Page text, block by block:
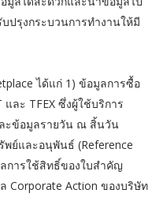
ปรุงกระบวนการทำงานให้มี
ได้แก่ 1) ข้อมูลการซื้อ
ละ TFEX ซึ่งผู้ใช้บริการ
ะข้อมูลรายวัน ณ สิ้นวัน
พย์และอนุพันธ์ (Reference
การใช้สิทธิ์ของใบสำคัญ
Corporate Action ของบริษัท